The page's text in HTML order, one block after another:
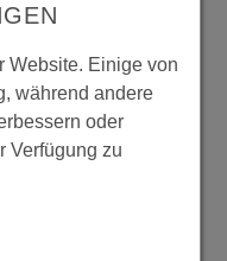
08:00 bis 18:00;
Website. Einige von
während andere
oder
Verfügung zu